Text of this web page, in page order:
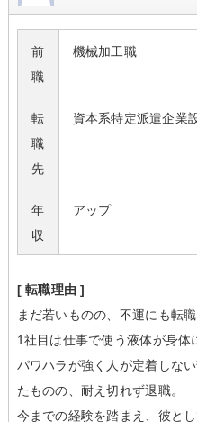
前
職
機械加工職
転
職
先
資本系特定派遣企業
年
収
アップ
[ 転職理由 ]
まだ若いものの、不運にも転
1社目は仕事で使う液体が身
パワハラが強く人が定着しな
たものの、耐え切れず退職。
今までの経験を踏まえ、彼と